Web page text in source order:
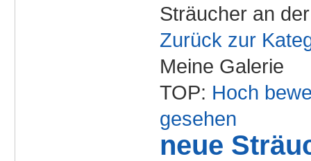
Sträucher an
Zurück zur
Meine Galerie
TOP: Hoch
gesehen
neue